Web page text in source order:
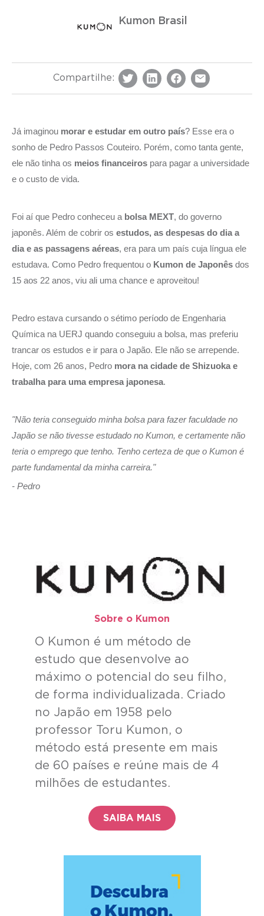
Kumon Brasil
Compartilhe:
Já imaginou morar e estudar em outro país? Esse era o
sonho de Pedro Passos Couteiro. Porém, como tanta gente,
ele não tinha os meios financeiros para pagar a universidade
e o custo de vida.
Foi aí que Pedro conheceu a bolsa MEXT, do governo
japonês. Além de cobrir os estudos, as despesas do dia a
dia e as passagens aéreas, era para um país cuja língua ele
estudava. Como Pedro frequentou o Kumon de Japonês dos
15 aos 22 anos, viu ali uma chance e aproveitou!
Pedro estava cursando o sétimo período de Engenharia
Química na UERJ quando conseguiu a bolsa, mas preferiu
trancar os estudos e ir para o Japão. Ele não se arrepende.
Hoje, com 26 anos, Pedro mora na cidade de Shizuoka e
trabalha para uma empresa japonesa.
"Não teria conseguido minha bolsa para fazer faculdade no
Japão se não tivesse estudado no Kumon, e certamente não
teria o emprego que tenho. Tenho certeza de que o Kumon é
parte fundamental da minha carreira."
- Pedro
Sobre o Kumon​
O Kumon é um método de
estudo que desenvolve ao
máximo o potencial do seu filho,
de forma individualizada. Criado
no Japão em 1958 pelo
professor Toru Kumon, o
método está presente em mais
de 60 países e reúne mais de 4
milhões de estudantes.
SAIBA MAIS